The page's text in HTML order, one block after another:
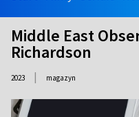
Middle East
Richardson
2023 | magazyn